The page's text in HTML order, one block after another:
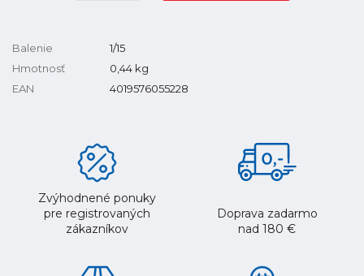
Balenie
1/15
Hmotnosť
0,44 kg
EAN
4019576055228
Zvýhodnené ponuky
pre registrovaných
zákazníkov
Doprava zadarmo
nad 180 €